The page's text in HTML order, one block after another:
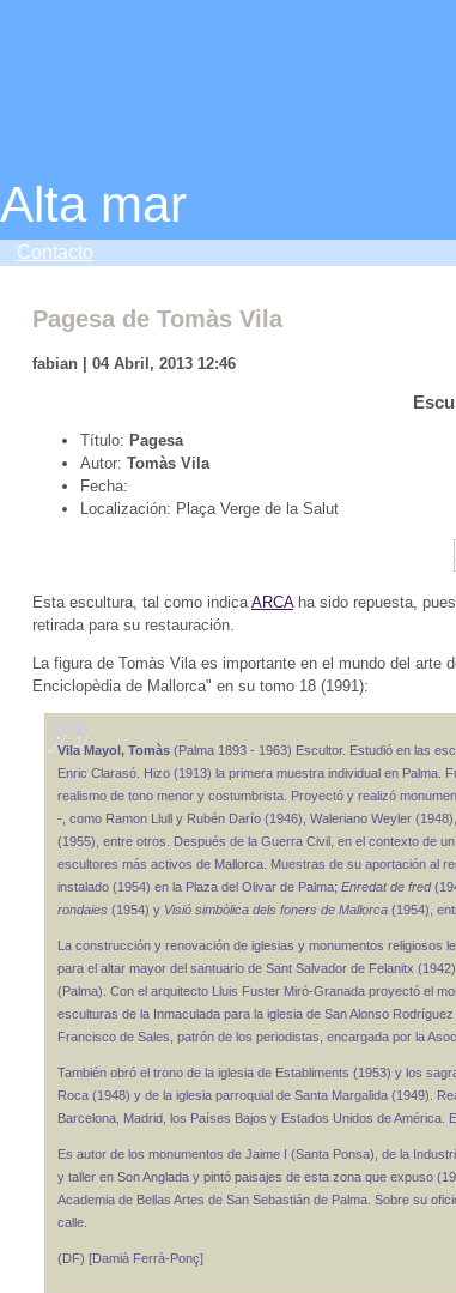
Alta mar
Contacto
Pagesa de Tomàs Vila
fabian | 04 Abril, 2013 12:46
Título: Pagesa
Autor: Tomàs Vila
Fecha:
Localización: Plaça Verge de la Salut
Esta escultura, tal como indicaARCAha sido repuesta,
retirada para su restauración.
La figura de Tomàs Vila es importante en el mundo del
Enciclopèdia de Mallorca" en su tomo 18 (1991):
Vila Mayol, Tomàs(Palma 1893 - 1963) Escultor. Estudió en las
Enric Clarasó. Hizo (1913) la primera muestra individual en Palma.
realismo de tono menor y costumbrista. Proyectó y realizó
-, como Ramon Llull y Rubén Darío (1946), Waleriano Weyler
(1955), entre otros. Después de la Guerra Civil, en el contexto de
escultores más activos de Mallorca. Muestras de su aportación al
instalado (1954) en la Plaza del Olivar de Palma; Enredat de fred
rondaies (1954) y Visió simbòlica dels foners de Mallorca(1954),
La construcción y renovación de iglesias y monumentos religiosos
para el altar mayor del santuario de Sant Salvador de Felanitx
(Palma). Con el arquitecto Lluis Fuster Miró-Granada proyectó el
esculturas de la Inmaculada para la iglesia de San Alonso
Francisco de Sales, patrón de los periodistas, encargada por la
También obró el trono de la iglesia de Establiments (1953) y los
Roca (1948) y de la iglesia parroquial de Santa Margalida (1949).
Barcelona, Madrid, los Países Bajos y Estados Unidos de América.
Es autor de los monumentos de Jaime I (Santa Ponsa), de la
y taller en Son Anglada y pintó paisajes de esta zona que expuso
Academia de Bellas Artes de San Sebastián de Palma. Sobre su
calle.
(DF) [Damià Ferrà-Ponç]